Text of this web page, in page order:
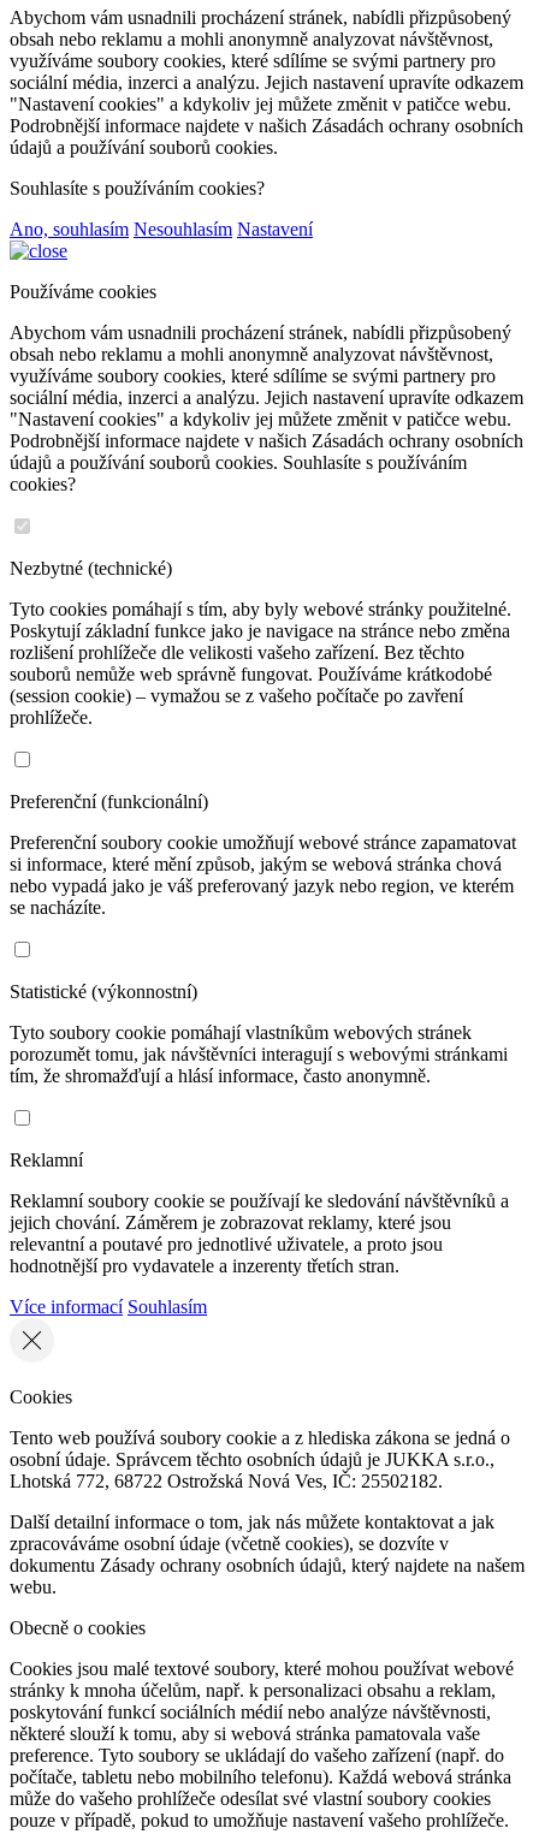
Abychom vám usnadnili procházení stránek, nabídli přizpůsobený
obsah nebo reklamu a mohli anonymně analyzovat návštěvnost,
využíváme soubory cookies, které sdílíme se svými partnery pro
sociální média, inzerci a analýzu. Jejich nastavení upravíte odkazem
"Nastavení cookies" a kdykoliv jej můžete změnit v patičce webu.
Podrobnější informace najdete v našich Zásadách ochrany osobních
údajů a používání souborů cookies.
Souhlasíte s používáním cookies?
Ano, souhlasím Nesouhlasím Nastavení
Používáme cookies
Abychom vám usnadnili procházení stránek, nabídli přizpůsobený
obsah nebo reklamu a mohli anonymně analyzovat návštěvnost,
využíváme soubory cookies, které sdílíme se svými partnery pro
sociální média, inzerci a analýzu. Jejich nastavení upravíte odkazem
"Nastavení cookies" a kdykoliv jej můžete změnit v patičce webu.
Podrobnější informace najdete v našich Zásadách ochrany osobních
údajů a používání souborů cookies. Souhlasíte s používáním
cookies?
Nezbytné (technické)
Tyto cookies pomáhají s tím, aby byly webové stránky použitelné.
Poskytují základní funkce jako je navigace na stránce nebo změna
rozlišení prohlížeče dle velikosti vašeho zařízení. Bez těchto
souborů nemůže web správně fungovat. Používáme krátkodobé
(session cookie) – vymažou se z vašeho počítače po zavření
prohlížeče.
Preferenční (funkcionální)
Preferenční soubory cookie umožňují webové stránce zapamatovat
si informace, které mění způsob, jakým se webová stránka chová
nebo vypadá jako je váš preferovaný jazyk nebo region, ve kterém
se nacházíte.
Statistické (výkonnostní)
Tyto soubory cookie pomáhají vlastníkům webových stránek
porozumět tomu, jak návštěvníci interagují s webovými stránkami
tím, že shromažďují a hlásí informace, často anonymně.
Reklamní
Reklamní soubory cookie se používají ke sledování návštěvníků a
jejich chování. Záměrem je zobrazovat reklamy, které jsou
relevantní a poutavé pro jednotlivé uživatele, a proto jsou
hodnotnější pro vydavatele a inzerenty třetích stran.
Více informací Souhlasím
Cookies
Tento web používá soubory cookie a z hlediska zákona se jedná o
osobní údaje. Správcem těchto osobních údajů je JUKKA s.r.o.,
Lhotská 772, 68722 Ostrožská Nová Ves, IČ: 25502182.
Další detailní informace o tom, jak nás můžete kontaktovat a jak
zpracováváme osobní údaje (včetně cookies), se dozvíte v
dokumentu Zásady ochrany osobních údajů, který najdete na našem
webu.
Obecně o cookies
Cookies jsou malé textové soubory, které mohou používat webové
stránky k mnoha účelům, např. k personalizaci obsahu a reklam,
poskytování funkcí sociálních médií nebo analýze návštěvnosti,
některé slouží k tomu, aby si webová stránka pamatovala vaše
preference. Tyto soubory se ukládají do vašeho zařízení (např. do
počítače, tabletu nebo mobilního telefonu). Každá webová stránka
může do vašeho prohlížeče odesílat své vlastní soubory cookies
pouze v případě, pokud to umožňuje nastavení vašeho prohlížeče.